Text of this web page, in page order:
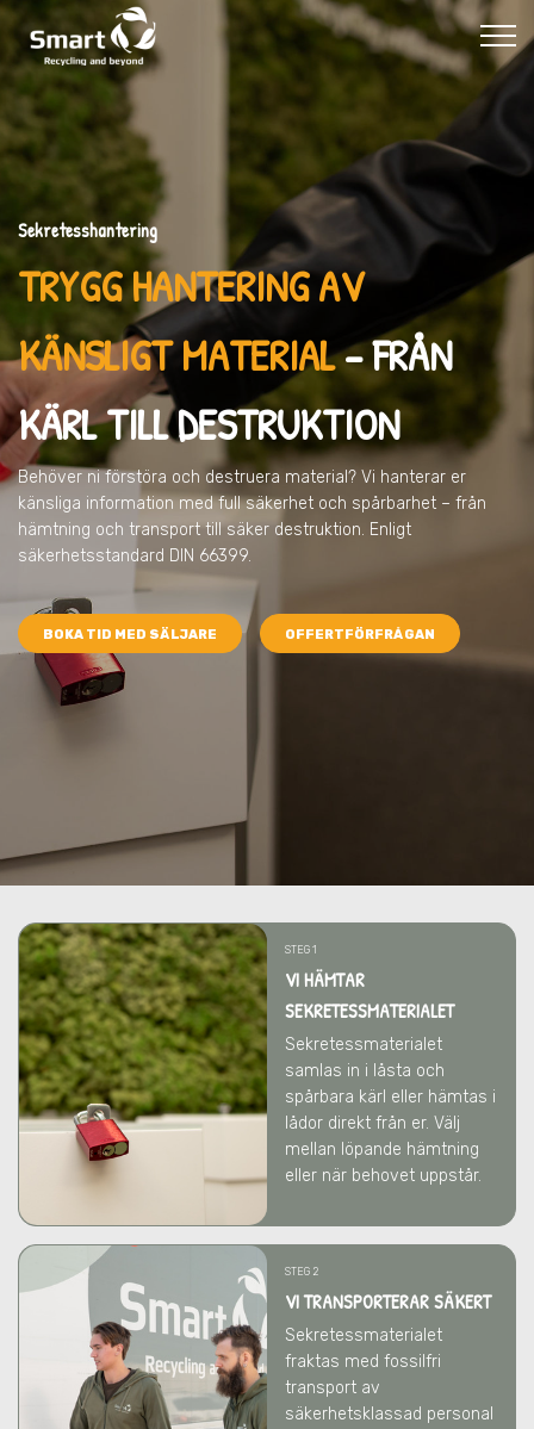
Sekretesshantering
TRYGG HANTERING AV
KÄNSLIGT MATERIAL– FRÅN
KÄRL TILL DESTRUKTION
Behöver ni förstöra och destruera material? Vi hanterar er
känsliga information med full säkerhet och spårbarhet – från
hämtning och transport till säker destruktion. Enligt
säkerhetsstandard DIN 66399.
BOKA TID MED SÄLJARE OFFERTFÖRFRÅGAN
STEG 1
VI HÄMTAR
SEKRETESSMATERIALET
Sekretessmaterialet
samlas in i låsta och
spårbara kärl eller hämtas i
lådor direkt från er. Välj
mellan löpande hämtning
eller när behovet uppstår.
STEG 2
VI TRANSPORTERAR SÄKERT
Sekretessmaterialet
fraktas med fossilfri
transport av
säkerhetsklassad personal